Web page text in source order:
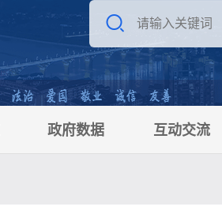
政府数据 互动交流